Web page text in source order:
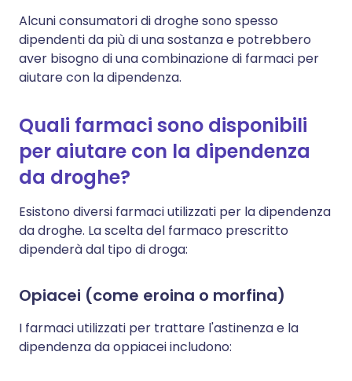
Alcuni consumatori di droghe sono spesso
dipendenti da più di una sostanza e potrebbero
aver bisogno di una combinazione di farmaci per
aiutare con la dipendenza.
Quali farmaci sono disponibili
per aiutare con la dipendenza
da droghe?
Esistono diversi farmaci utilizzati per la dipendenza
da droghe. La scelta del farmaco prescritto
dipenderà dal tipo di droga:
Opiacei (come eroina o morfina)
I farmaci utilizzati per trattare l'astinenza e la
dipendenza da oppiacei includono: